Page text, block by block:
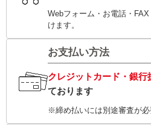
Webフォーム・お電話・
けます。
お支払い方法
クレジットカード・銀行
ております
※締め払いには別途審査が必